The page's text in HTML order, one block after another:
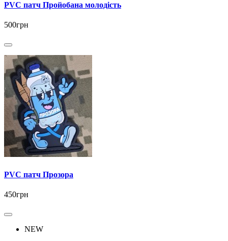
PVC патч Пройобана молодість
500грн
PVC патч Прозора
450грн
NEW